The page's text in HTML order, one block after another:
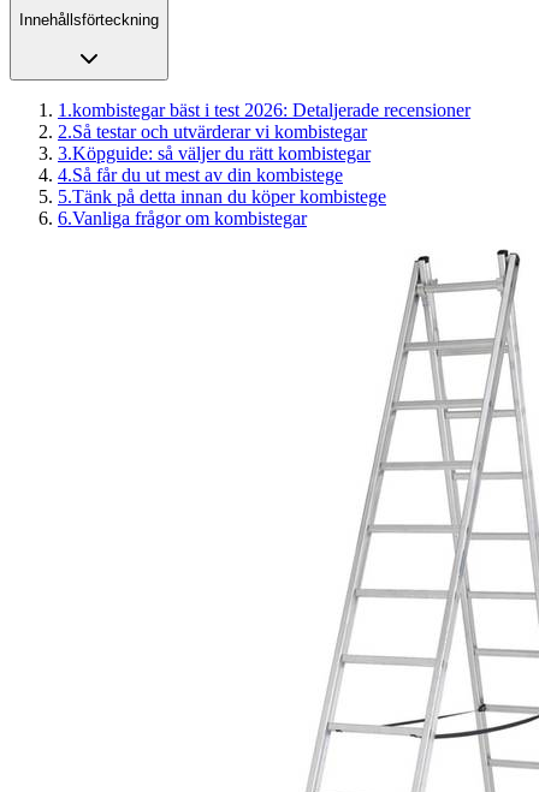
Innehållsförteckning
1 .kombistegar bäst i test 2026: Detaljerade recensioner
2.Så testar och utvärderar vi kombistegar
3.Köpguide: så väljer du rätt kombistegar
4.Så får du ut mest av din kombistege
5.Tänk på detta innan du köper kombistege
6.Vanliga frågor om kombistegar